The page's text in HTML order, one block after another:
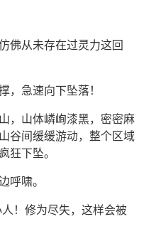
佛从未存在过灵力这回
，急速向下坠落！
，山体嶙峋漆黑，密密麻
谷间缓缓游动，整个区域
狂下坠。
呼啸。
！修为尽失，这样会被